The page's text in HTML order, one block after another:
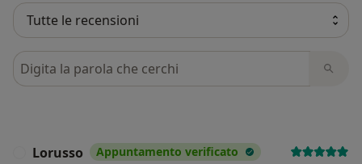
Cerca nelle recensioni
Lorusso Appuntamento verificato